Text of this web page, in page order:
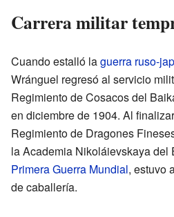
Carrera militar
Cuando estalló laguerra ruso-
Wránguel regresó al servicio
Regimiento de Cosacos del
en diciembre de 1904. Al
Regimiento de Dragones
la Academia Nikoláievskaya del
Primera Guerra Mundial, estuvo
de caballería.